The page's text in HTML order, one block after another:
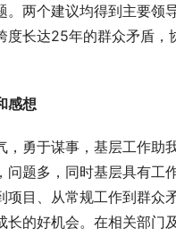
。两个建议均得到主要领
度长达25年的群众矛盾，
感想
，勇于谋事，基层工作
问题多，同时基层具有工
项目、从常规工作到群众
长的好机会。在相关部门